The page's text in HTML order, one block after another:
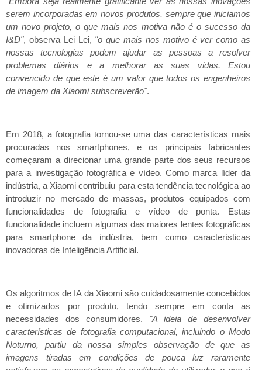
serem incorporadas em novos produtos, sempre que iniciamos
um novo projeto, o que mais nos motiva não é o sucesso da
I&D", observa Lei Lei, "o que mais nos motivo é ver como as
nossas tecnologias podem ajudar as pessoas a resolver
problemas diários e a melhorar as suas vidas. Estou
convencido de que este é um valor que todos os engenheiros
de imagem da Xiaomi subscreverão".
Em 2018, a fotografia tornou-se uma das características mais
procuradas nos smartphones, e os principais fabricantes
começaram a direcionar uma grande parte dos seus recursos
para a investigação fotográfica e vídeo. Como marca líder da
indústria, a Xiaomi contribuiu para esta tendência tecnológica ao
introduzir no mercado de massas, produtos equipados com
funcionalidades de fotografia e vídeo de ponta. Estas
funcionalidade incluem algumas das maiores lentes fotográficas
para smartphone da indústria, bem como características
inovadoras de Inteligência Artificial.
Os algoritmos de IA da Xiaomi são cuidadosamente concebidos
e otimizados por produto, tendo sempre em conta as
necessidades dos consumidores. "A ideia de desenvolver
características de fotografia computacional, incluindo o Modo
Noturno, partiu da nossa simples observação de que as
imagens tiradas em condições de pouca luz raramente